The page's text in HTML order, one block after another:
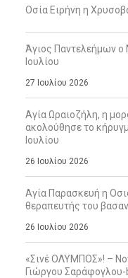
Οσία Ειρήνη η
Άγιος Παντελεήμων ο
Ιουλίου
27 Ιουλίου 2026
Αγία Ωραιοζήλη, η
ακολούθησε το
Ιουλίου
26 Ιουλίου 2026
Αγία Παρασκευή η
θεραπευτής του
26 Ιουλίου 2026
«Σινέ ΟΛΥΜΠΟΣ»! –
Γιώργου